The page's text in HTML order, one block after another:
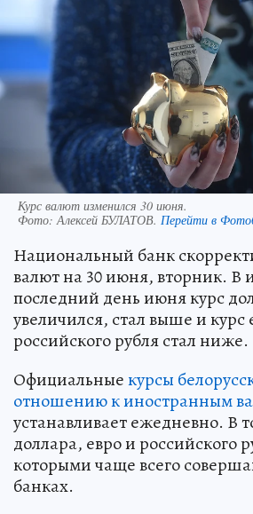
Курс валют изменился 30 июня.
Фото: Алексей БУЛАТОВ. Перейти в
Национальный банк
валют на 30 июня, вторник. В
последний день июня курс
увеличился, стал выше и курс
российского рубля стал ниже.
Официальныекурсы
отношению к иностранным
устанавливает ежедневно. В
доллара, евро и российского
которыми чаще всего
банках.